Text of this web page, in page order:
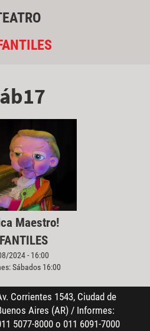
Maestro!
2024 - 16:00
Sábados 16:00
Corrientes 1543, Ciudad de
Aires (AR) / Informes:
5077-8000 o 011 6091-7000